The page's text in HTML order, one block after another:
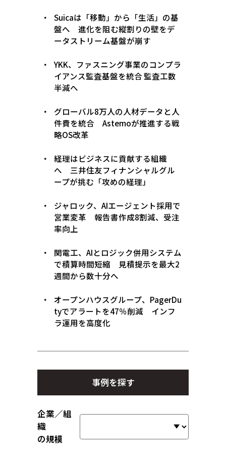
Suicaは「移動」から「生活」の基
盤へ 進化を阻む縦割りの壁をデ
ータストリーム基盤が崩す
YKK、ファスニング事業のコンプラ
イアンス監査基盤を統合 監査工数
半減へ
グローバル8万人の人材データと人
件費を統合 Astemoが推進する戦
略OS改革
経理はビジネスに貢献する組織
へ 三井住友フィナンシャルグル
ープが挑む「攻めの経理」
ジャロック、AIエージェント採用で
営業変革 報告書作成8割減、受注
率向上
関電工、AIとロジック併用システム
で積算時間短縮 見積提示を最大2
週間から数十分へ
オープンハウスグループ、PagerDu
tyでアラートを47％削減 インフ
ラ運用を高度化
事例を探す
企業／組
織
の規模